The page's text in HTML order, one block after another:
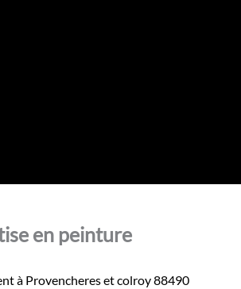
en peinture
à Provencheres et colroy 88490